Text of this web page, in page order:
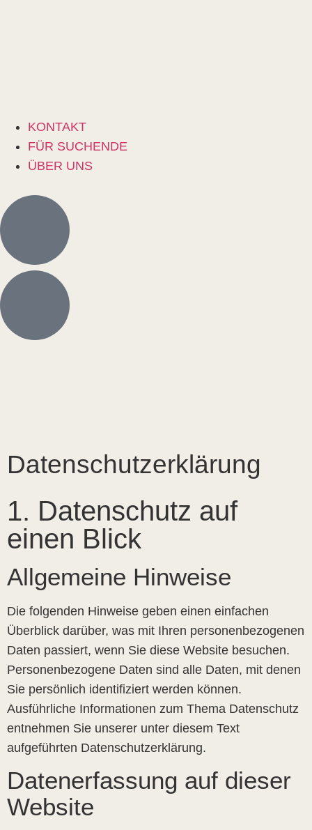
KONTAKT
FÜR SUCHENDE
ÜBER UNS
Datenschutzerklärung
1. Datenschutz auf
einen Blick
Allgemeine Hinweise
Die folgenden Hinweise geben einen einfachen
Überblick darüber, was mit Ihren personenbezogenen
Daten passiert, wenn Sie diese Website besuchen.
Personenbezogene Daten sind alle Daten, mit denen
Sie persönlich identifiziert werden können.
Ausführliche Informationen zum Thema Datenschutz
entnehmen Sie unserer unter diesem Text
aufgeführten Datenschutzerklärung.
Datenerfassung auf dieser
Website